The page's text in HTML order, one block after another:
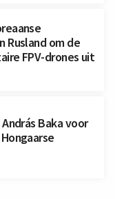
Rusland om de
FPV-drones uit
Baka voor